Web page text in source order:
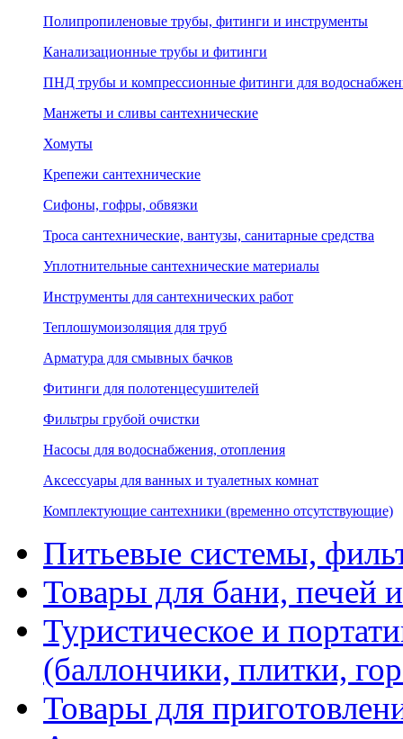
Полипропиленовые трубы, фитинги и инструменты
Канализационные трубы и фитинги
ПНД трубы и компрессионные фитинги для
Манжеты и сливы сантехнические
Хомуты
Крепежи сантехнические
Сифоны, гофры, обвязки
Троса сантехнические, вантузы, санитарные средства
Уплотнительные сантехнические материалы
Инструменты для сантехнических работ
Теплошумоизоляция для труб
Арматура для смывных бачков
Фитинги для полотенцесушителей
Фильтры грубой очистки
Насосы для водоснабжения, отопления
Аксессуары для ванных и туалетных комнат
Комплектующие сантехники (временно отсутствующие)
Питьевые системы,
Товары для бани, печей
Туристическое и
(баллончики, плитки,
Товары для